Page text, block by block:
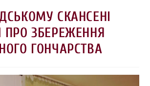
СКАНСЕНІ
ПРО ЗБЕРЕЖЕННЯ
ГОНЧАРСТВА